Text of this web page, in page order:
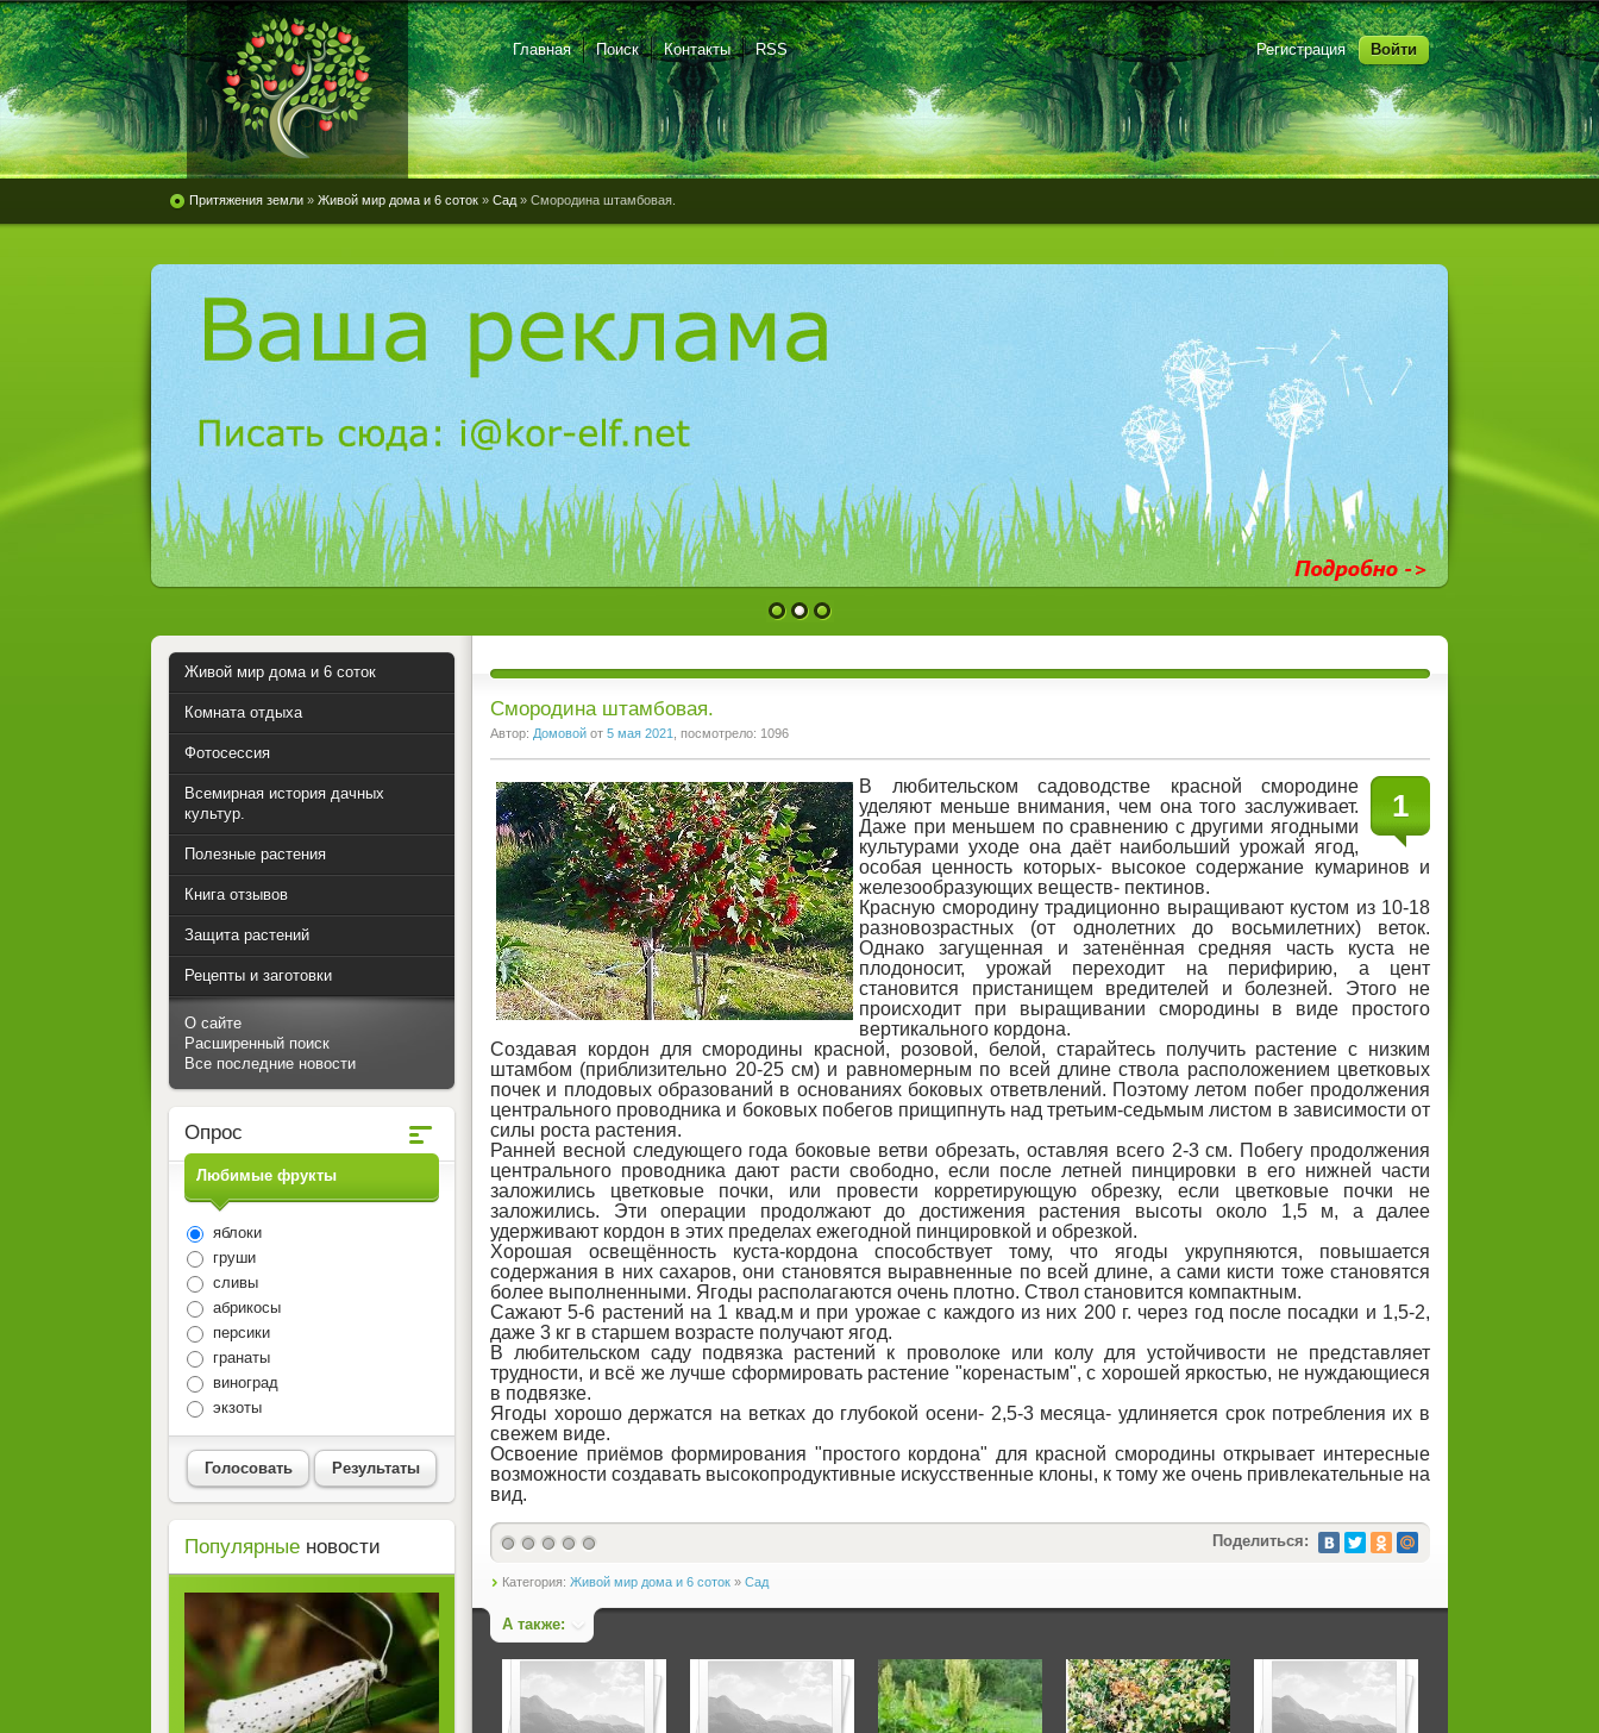
Регистрация Войти
Главная Поиск Контакты RSS
Притяжения земли » Живой мир дома и 6 соток » Сад » Смородина штамбовая.
1 2 3
Смородина штамбовая.
Автор: Домовой от 5 мая 2021 , посмотрело: 1096
1
В любительском садоводстве красной смородине
уделяют меньше внимания, чем она того заслуживает.
Даже при меньшем по сравнению с другими ягодными
культурами уходе она даёт наибольший урожай ягод,
особая ценность которых- высокое содержание кумаринов и
железообразующих веществ- пектинов.
Красную смородину традиционно выращивают кустом из 10-18
разновозрастных (от однолетних до восьмилетних) веток.
Однако загущенная и затенённая средняя часть куста не
плодоносит, урожай переходит на перифирию, а цент
становится пристанищем вредителей и болезней. Этого не
происходит при выращивании смородины в виде простого
вертикального кордона.
Создавая кордон для смородины красной, розовой, белой, старайтесь получить растение с низким
штамбом (приблизительно 20-25 см) и равномерным по всей длине ствола расположением цветковых
почек и плодовых образований в основаниях боковых ответвлений. Поэтому летом побег продолжения
центрального проводника и боковых побегов прищипнуть над третьим-седьмым листом в зависимости от
силы роста растения.
Ранней весной следующего года боковые ветви обрезать, оставляя всего 2-3 см. Побегу продолжения
центрального проводника дают расти свободно, если после летней пинцировки в его нижней части
заложились цветковые почки, или провести корретирующую обрезку, если цветковые почки не
заложились. Эти операции продолжают до достижения растения высоты около 1,5 м, а далее
удерживают кордон в этих пределах ежегодной пинцировкой и обрезкой.
Хорошая освещённость куста-кордона способствует тому, что ягоды укрупняются, повышается
содержания в них сахаров, они становятся выравненные по всей длине, а сами кисти тоже становятся
более выполненными. Ягоды располагаются очень плотно. Ствол становится компактным.
Сажают 5-6 растений на 1 квад.м и при урожае с каждого из них 200 г. через год после посадки и 1,5-2,
даже 3 кг в старшем возрасте получают ягод.
В любительском саду подвязка растений к проволоке или колу для устойчивости не представляет
трудности, и всё же лучше сформировать растение "коренастым", с хорошей яркостью, не нуждающиеся
в подвязке.
Ягоды хорошо держатся на ветках до глубокой осени- 2,5-3 месяца- удлиняется срок потребления их в
свежем виде.
Освоение приёмов формирования "простого кордона" для красной смородины открывает интересные
возможности создавать высокопродуктивные искусственные клоны, к тому же очень привлекательные на
вид.
Поделиться:
Категория: Живой мир дома и 6 соток » Сад
А также:
Живой мир дома и 6 соток
Комната отдыха
Фотосессия
Всемирная история дачных
культур.
Полезные растения
Книга отзывов
Защита растений
Рецепты и заготовки
О сайте
Расширенный поиск
Все последние новости
Опрос
Любимые фрукты
яблоки
груши
сливы
абрикосы
персики
гранаты
виноград
экзоты
Голосовать Результаты
Популярные новости